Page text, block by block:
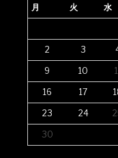
月 火 水
2 3
9 10
16 17
23 24
30